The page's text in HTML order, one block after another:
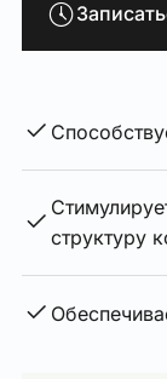
структуру